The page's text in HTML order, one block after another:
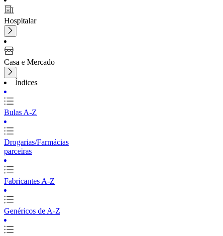
Hospitalar
Casa e Mercado
Índices
Bulas A-Z
Drogarias/Farmácias
parceiras
Fabricantes A-Z
Genéricos de A-Z